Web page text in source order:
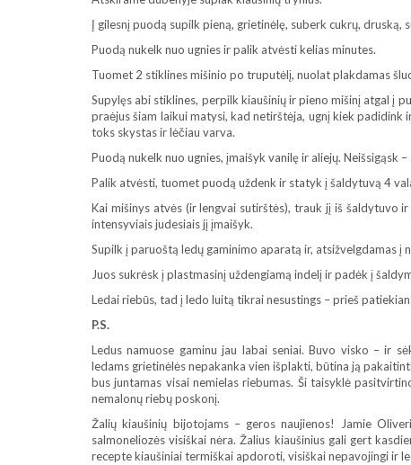
Į gilesnį puodą supilk pieną, grietinėlę, suberk cukrų,
Puodą nukelk nuo ugnies ir palik atvėsti kelias minutes.
Tuomet 2 stiklines mišinio po truputėlį, nuolat plakdamas
Supylęs abi stiklines, perpilk kiaušinių ir pieno mišinį atgal į
praėjus šiam laikui matysi, kad netirštėja, ugnį kiek
toks skystas ir lėčiau varva.
Puodą nukelk nuo ugnies, įmaišyk vanilę ir aliejų. Neišsigąsk
Palik atvėsti, tuomet puodą uždenk ir statyk į šaldytuvą 4
Kai mišinys atvės (ir lengvai sutirštės), trauk jį iš šaldytuvo
intensyviais judesiais jį įmaišyk.
Supilk į paruoštą ledų gaminimo aparatą ir, atsižvelgdamas į
Juos sukrėsk į plastmasinį uždengiamą indelį ir padėk į
Ledai riebūs, tad į ledo luitą tikrai nesustings – prieš
P.S.
Ledus namuose gaminu jau labai seniai. Buvo visko – ir
ledams grietinėlės nepakanka vien išplakti, būtina ją
bus juntamas visai nemielas riebumas. Ši taisyklė
nemalonų riebų poskonį.
Žalių kiaušinių bijotojams – geros naujienos! Jamie
salmoneliozės visiškai nėra. Žalius kiaušinius gali gert
recepte kiaušiniai termiškai apdoroti, visiškai nepavojingi ir